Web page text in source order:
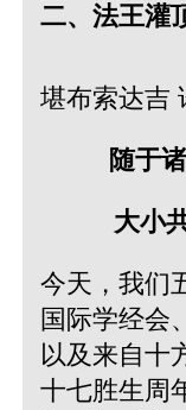
二、法王灌
堪布索达吉
随于
大小
今天，我们
国际学经会
以及来自十
十七胜生周